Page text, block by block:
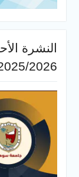
النشرة
2026